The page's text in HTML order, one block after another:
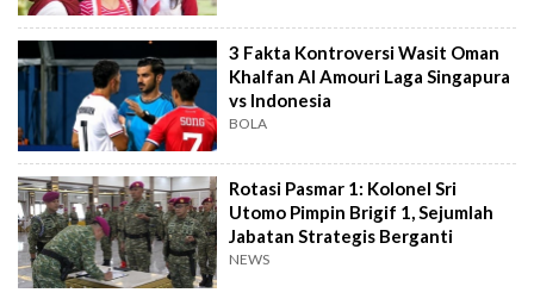
3 Fakta Kontroversi Wasit Oman
Khalfan Al Amouri Laga Singapura
vs Indonesia
BOLA
Rotasi Pasmar 1: Kolonel Sri
Utomo Pimpin Brigif 1, Sejumlah
Jabatan Strategis Berganti
NEWS